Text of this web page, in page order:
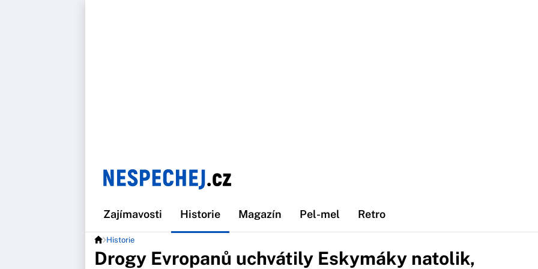
Zajímavosti Historie Magazín Pel-mel Retro
Historie
Drogy Evropanů uchvátily Eskymáky natolik,